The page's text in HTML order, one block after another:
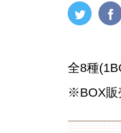
全8種
※BOX販